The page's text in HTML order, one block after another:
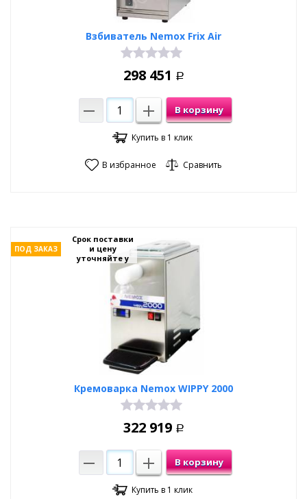
Взбиватель Nemox Frix Air
298 451 Р
В корзину
Купить в 1 клик
В избранное Сравнить
Кремоварка Nemox WIPPY 2000
ПОД ЗАКАЗ
Срок поставки
и цену
уточняйте у
менеджеров
322 919 Р
В корзину
Купить в 1 клик